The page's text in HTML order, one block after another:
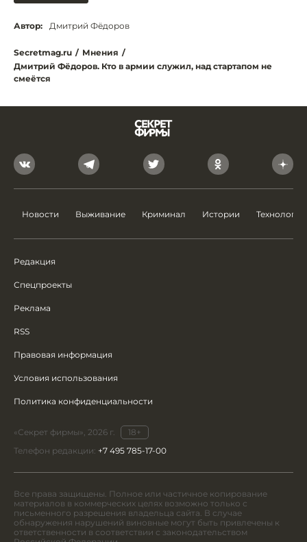
Автор: Дмитрий Фёдоров
Secretmag.ru / Мнения /
Дмитрий Фёдоров. Кто в армии служил, над стартапом не
смеётся
Новости Выживание Криминал Истории Технологии
Редакция
Спецпроекты
Реклама
RSS
Правовая информация
Условия использования
Политика конфиденциальности
«Секрет фирмы», 2026 г.
18+
Телефон редакции: +7 495 785-17-00
Все права защищены. Полное или частичное копирование
материалов в коммерческих целях возможно только с
письменного разрешения владельца сайта. В случае
обнаружения нарушений виновные могут быть привлечены к
ответственности в соответствии с законодательством